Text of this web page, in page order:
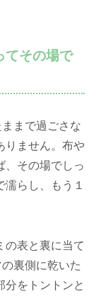
てその場で
まで過ごさな
りません。布や
、その場でしっ
らし、もう１
の表と裏に当て
裏側に乾いた
分をトントンと